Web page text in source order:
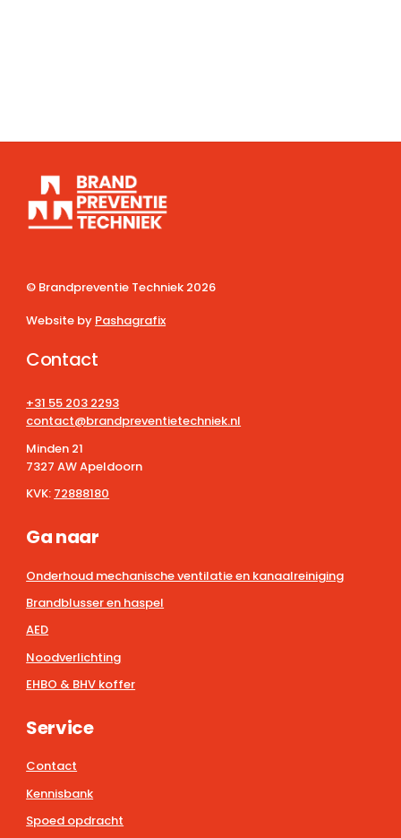
© Brandpreventie Techniek 2026
Website by Pashagrafix
Contact
+31 55 203 2293
contact@brandpreventietechniek.nl
Minden 21
7327 AW Apeldoorn
KVK: 72888180
Ga naar
Onderhoud mechanische ventilatie en kanaalreiniging
Brandblusser en haspel
AED
Noodverlichting
EHBO & BHV koffer
Service
Contact
Kennisbank
Spoed opdracht